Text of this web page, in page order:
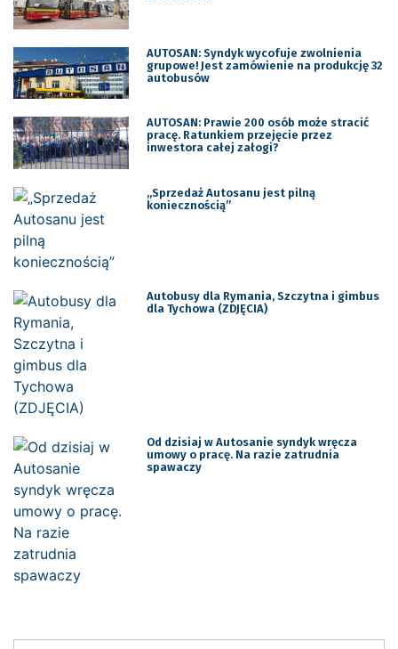
AUTOSAN: Syndyk wycofuje zwolnienia
grupowe! Jest zamówienie na produkcję 32
autobusów
AUTOSAN: Prawie 200 osób może stracić
pracę. Ratunkiem przejęcie przez
inwestora całej załogi?
„Sprzedaż Autosanu jest pilną
koniecznością”
Autobusy dla Rymania, Szczytna i gimbus
dla Tychowa (ZDJĘCIA)
Od dzisiaj w Autosanie syndyk wręcza
umowy o pracę. Na razie zatrudnia
spawaczy